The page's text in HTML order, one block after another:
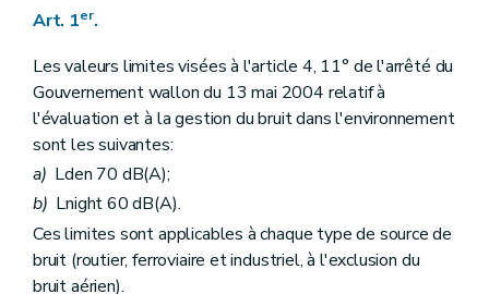
Art. 1er.
Les valeurs limites visées à l'article 4, 11° de l'arrêté du
Gouvernement wallon du 13 mai 2004 relatif à
l'évaluation et à la gestion du bruit dans l'environnement
sont les suivantes:
a) Lden 70 dB(A);
b) Lnight 60 dB(A).
Ces limites sont applicables à chaque type de source de
bruit (routier, ferroviaire et industriel, à l'exclusion du
bruit aérien).